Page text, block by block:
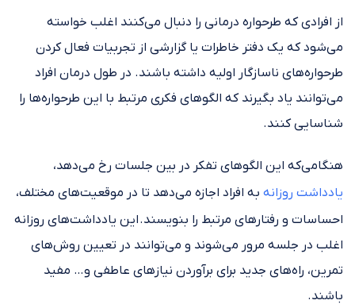
از افرادی که طرحواره درمانی را دنبال می‌کنند اغلب خواسته
می‌شود که یک دفتر خاطرات یا گزارشی از تجربیات فعال کردن
طرحواره‌های ناسازگار اولیه داشته باشند. در طول درمان افراد
می‌توانند یاد بگیرند که الگوهای فکری مرتبط با این طرحواره‌ها را
شناسایی کنند.
هنگامی‌که این الگوهای تفکر در بین جلسات رخ می‌دهد،
یادداشت روزانه به افراد اجازه می‌دهد تا در موقعیت‌های مختلف،
احساسات و رفتارهای مرتبط را بنویسند. این یادداشت‌های روزانه
اغلب در جلسه مرور می‌شوند و می‌توانند در تعیین روش‌های
تمرین، راه‌های جدید برای برآوردن نیازهای عاطفی و… مفید
باشند.